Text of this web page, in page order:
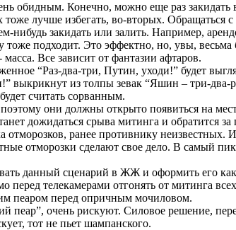
обидным. Конечно, можно еще раз закидать
лучше избегать, во-вторых. Обращаться
нибудь закидать или залить. Например,
подходит. Это эффектно, но, увы,
Все зависит от фантазии афтаров.
“Раз-два-три, Путин, уходи!” будет
выкрикнут из толпы зевак “Яшин – три-два-
считать сорванным.
они должны открыто появиться на
дожидаться срыва митинга и обратится
отморозков, ранее противнику неизвестных.
отморозки сделают свое дело. В самый
данный сценарий в ЖЖ и оформить его
телекамерами отгонять от митинга
пеаром перед опричным мочиловом.
пеар”, очень рискуют. Силовое решение,
тот не пьет шампанского.